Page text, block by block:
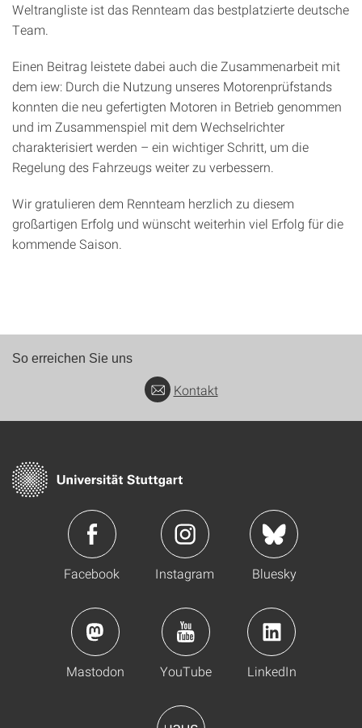
Weltrangliste ist das Rennteam das bestplatzierte deutsche
Team.
Einen Beitrag leistete dabei auch die Zusammenarbeit mit
dem iew: Durch die Nutzung unseres Motorenprüfstands
konnten die neu gefertigten Motoren in Betrieb genommen
und im Zusammenspiel mit dem Wechselrichter
charakterisiert werden – ein wichtiger Schritt, um die
Regelung des Fahrzeugs weiter zu verbessern.
Wir gratulieren dem Rennteam herzlich zu diesem
großartigen Erfolg und wünscht weiterhin viel Erfolg für die
kommende Saison.
So erreichen Sie uns
Kontakt
Facebook Instagram Bluesky
Mastodon YouTube LinkedIn